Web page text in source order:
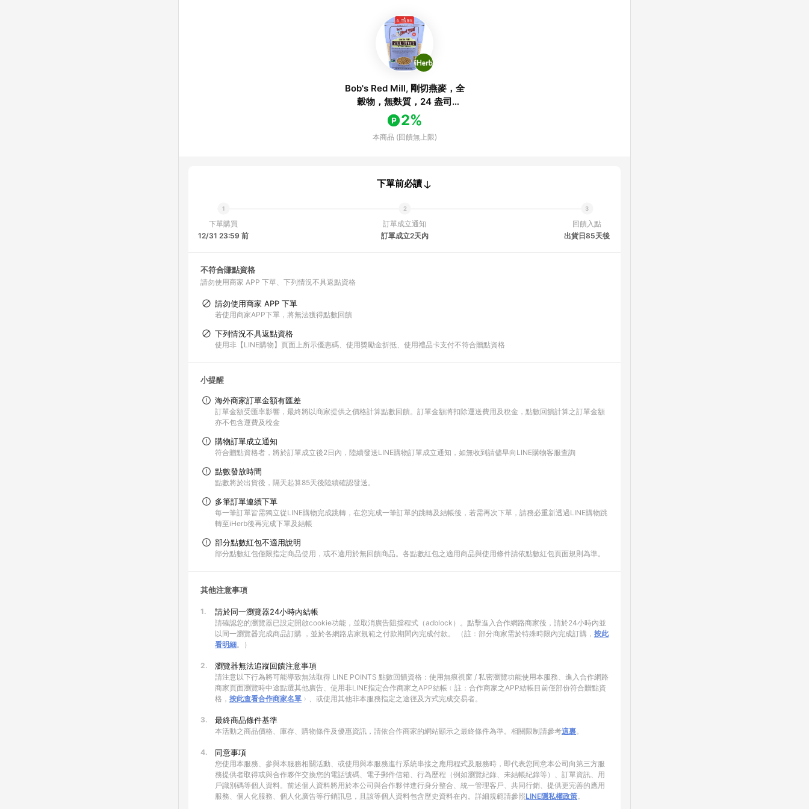
Bob's Red Mill, 剛切燕麥，全
穀物，無麩質，24 盎司
（680 克）
2%
本商品 (回饋無上限)
下單前必讀
下單購買
12/31 23:59 前
訂單成立通知
訂單成立2天內
回饋入點
出貨日85天後
不符合賺點資格
請勿使用商家 APP 下單 下列情況不具返點資格
請勿使用商家 APP 下單
若使用商家APP下單，將無法獲得點數回饋
下列情況不具返點資格
使用非【LINE購物】頁面上所示優惠碼、使用獎勵金折抵、使用禮品卡支付不符合贈點資格
小提醒
海外商家訂單金額有匯差
訂單金額受匯率影響，最終將以商家提供之價格計算點數回饋。訂單金額將扣除運送費用及稅金，點數回饋計算之訂單金額
亦不包含運費及稅金
購物訂單成立通知
符合贈點資格者，將於訂單成立後2日內，陸續發送LINE購物訂單成立通知，如無收到請儘早向LINE購物客服查詢
點數發放時間
點數將於出貨後，隔天起算85天後陸續確認發送。
多筆訂單連續下單
每一筆訂單皆需獨立從LINE購物完成跳轉，在您完成一筆訂單的跳轉及結帳後，若需再次下單，請務必重新透過LINE購物跳
轉至iHerb後再完成下單及結帳
部分點數紅包不適用說明
部分點數紅包僅限指定商品使用，或不適用於無回饋商品。各點數紅包之適用商品與使用條件請依點數紅包頁面規則為準。
其他注意事項
1. 請於同一瀏覽器24小時內結帳
請確認您的瀏覽器已設定開啟cookie功能，並取消廣告阻擋程式（adblock）。點擊進入合作網路商家後，請於24小時內並
以同一瀏覽器完成商品訂購 ，並於各網路店家規範之付款期間內完成付款。 （註：部分商家需於特殊時限內完成訂購， 按此
看明細。）
2. 瀏覽器無法追蹤回饋注意事項
請注意以下行為將可能導致無法取得 LINE POINTS 點數回饋資格：使用無痕視窗 / 私密瀏覽功能使用本服務、進入合作網路
商家頁面瀏覽時中途點選其他廣告、使用非LINE指定合作商家之APP結帳﹙註：合作商家之APP結帳目前僅部份符合贈點資
格， 按此查看合作商家名單 ﹚、或使用其他非本服務指定之途徑及方式完成交易者。
3. 最終商品條件基準
本活動之商品價格、庫存、購物條件及優惠資訊，請依合作商家的網站顯示之最終條件為準。相關限制請參考這裏。
4. 同意事項
您使用本服務、參與本服務相關活動、或使用與本服務進行系統串接之應用程式及服務時，即代表您同意本公司向第三方服
務提供者取得或與合作夥伴交換您的電話號碼、電子郵件信箱、行為歷程（例如瀏覽紀錄、未結帳紀錄等）、訂單資訊、用
戶識別碼等個人資料。前述個人資料將用於本公司與合作夥伴進行身分整合、統一管理客戶、共同行銷、提供更完善的應用
服務、個人化服務、個人化廣告等行銷訊息，且該等個人資料包含歷史資料在內。詳細規範請參照LINE隱私權政策。